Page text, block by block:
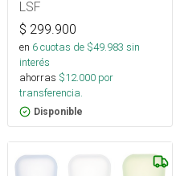
LSF
$ 299.900
en 6cuotas de $49.983 sin
interés
ahorras $12.000 por
transferencia.
Disponible